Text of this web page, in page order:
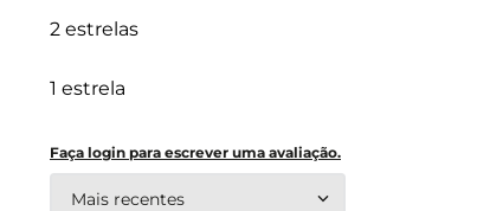
2 estrelas
1 estrela
Faça login para escrever uma avaliação.
Mais recentes